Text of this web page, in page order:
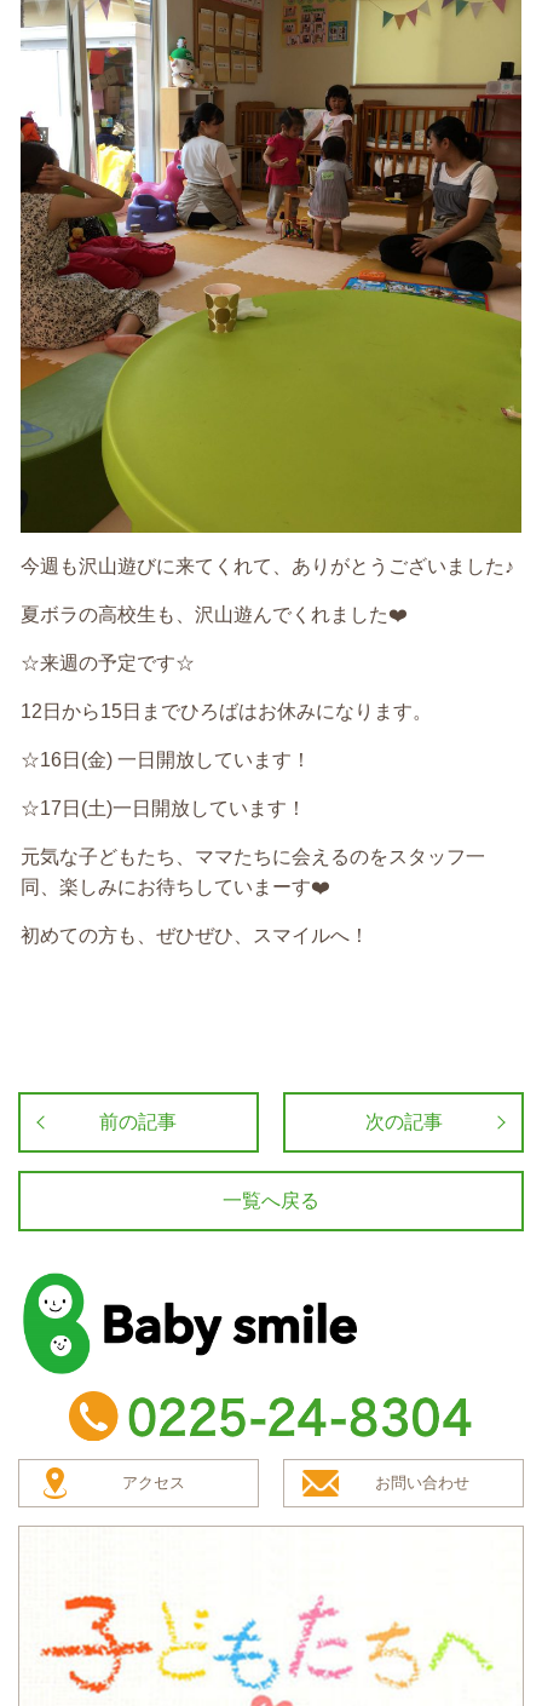
今週も沢山遊びに来てくれて、ありがとうございました♪
夏ボラの高校生も、沢山遊んでくれました❤️
☆来週の予定です☆
12日から15日までひろばはお休みになります。
☆16日(金) 一日開放しています！
☆17日(土)一日開放しています！
元気な子どもたち、ママたちに会えるのをスタッフ一
同、楽しみにお待ちしていまーす❤️
初めての方も、ぜひぜひ、スマイルへ！
前の記事 次の記事
一覧へ戻る
baby smile
TEL：0225-24-8304
アクセス お問い合わせ